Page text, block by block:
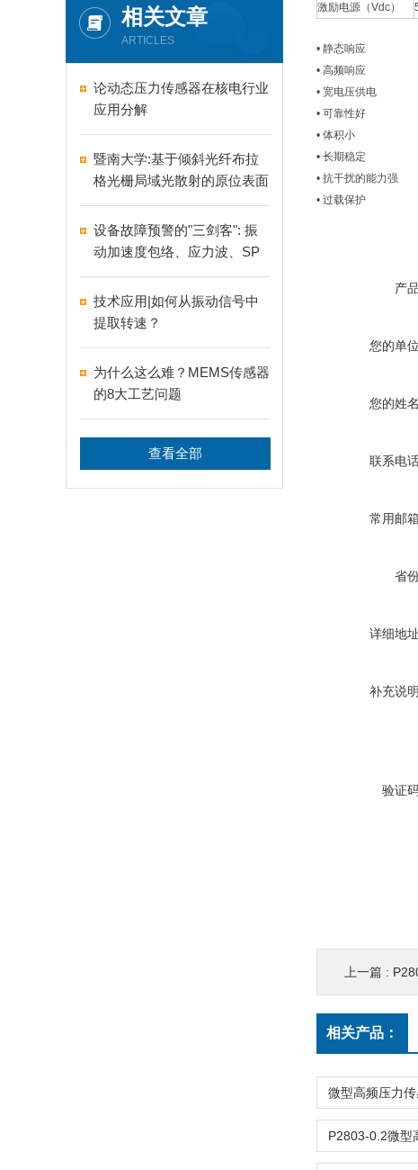
相关文章
ARTICLES
论动态压力传感器在核电行业
应用分解
暨南大学:基于倾斜光纤布拉
格光栅局域光散射的原位表面
浊度传感器
设备故障预警的"三剑客": 振
动加速度包络、应力波、SP
M
技术应用|如何从振动信号中
提取转速？
为什么这么难？MEMS传感器
的8大工艺问题
查看全部
激励电源（Vdc）
• 静态响应
• 高频响应
• 宽电压供电
• 可靠性好
• 体积小
• 长期稳定
• 抗干扰的能力强
• 过载保护
产
您的单位
您的姓名
联系电话
常用邮箱
省
详细地址
补充说明
验证
上一篇 :
相关产品：